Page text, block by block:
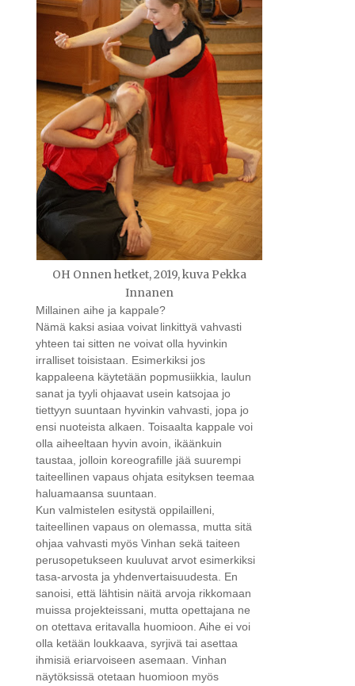
OH Onnen hetket, 2019, kuva Pekka
Innanen
Millainen aihe ja kappale?
Nämä kaksi asiaa voivat linkittyä vahvasti
yhteen tai sitten ne voivat olla hyvinkin
irralliset toisistaan. Esimerkiksi jos
kappaleena käytetään popmusiikkia, laulun
sanat ja tyyli ohjaavat usein katsojaa jo
tiettyyn suuntaan hyvinkin vahvasti, jopa jo
ensi nuoteista alkaen. Toisaalta kappale voi
olla aiheeltaan hyvin avoin, ikäänkuin
taustaa, jolloin koreografille jää suurempi
taiteellinen vapaus ohjata esityksen teemaa
haluamaansa suuntaan.
Kun valmistelen esitystä oppilailleni,
taiteellinen vapaus on olemassa, mutta sitä
ohjaa vahvasti myös Vinhan sekä taiteen
perusopetukseen kuuluvat arvot esimerkiksi
tasa-arvosta ja yhdenvertaisuudesta. En
sanoisi, että lähtisin näitä arvoja rikkomaan
muissa projekteissani, mutta opettajana ne
on otettava eritavalla huomioon. Aihe ei voi
olla ketään loukkaava, syrjivä tai asettaa
ihmisiä eriarvoiseen asemaan. Vinhan
näytöksissä otetaan huomioon myös